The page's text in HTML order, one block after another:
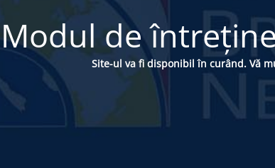
Modul de
Site-ul va fi disponibil în curând. Vă